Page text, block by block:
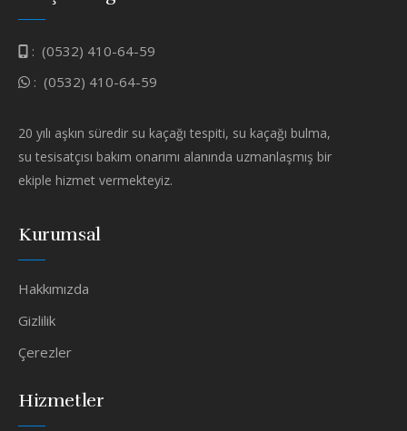
: (0532) 410-64-59
: (0532) 410-64-59
20 yılı aşkın süredir su kaçağı tespiti, su kaçağı bulma,
su tesisatçısı bakım onarımı alanında uzmanlaşmış bir
ekiple hizmet vermekteyiz.
Kurumsal
Hakkımızda
Gizlilik
Çerezler
Hizmetler